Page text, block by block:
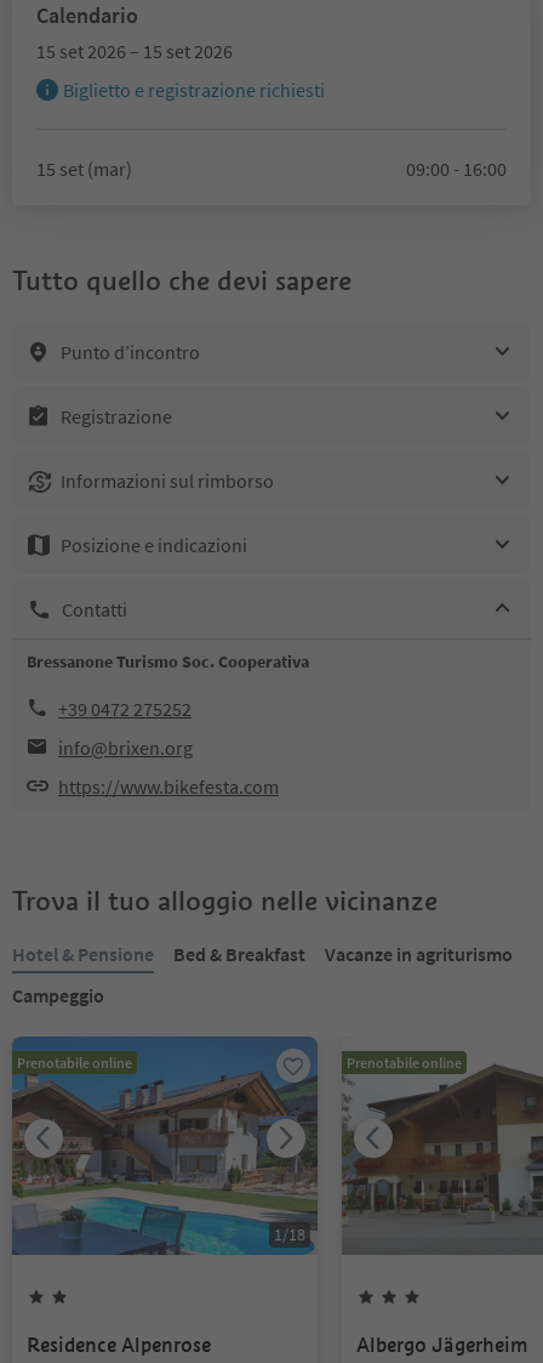
Calendario
15 set 2026 – 15 set 2026
Biglietto e registrazione richiesti
15 set (mar) 09:00 - 16:00
Tutto quello che devi sapere
Punto d’incontro
Registrazione
Informazioni sul rimborso
Posizione e indicazioni
Contatti
Bressanone Turismo Soc. Cooperativa
+39 0472 275252
info@brixen.org
https://www.bikefesta.com
Trova il tuo alloggio nelle vicinanze
Hotel & Pensione Bed & Breakfast
Vacanze in agriturismo
Campeggio
Prenotabile online
1/18
Residence Alpenrose
Prenotabile online
Albergo Jägerheim